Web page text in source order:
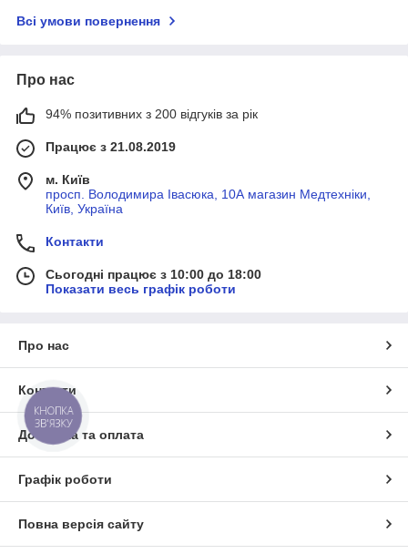
Всі умови повернення
Про нас
94% позитивних з 200 відгуків за рік
Працює з 21.08.2019
м. Київ
просп. Володимира Івасюка, 10А магазин Медтехніки,
Київ, Україна
Контакти
Сьогодні працює з 10:00 до 18:00
Показати весь графік роботи
Про нас
Контакти
Доставка та оплата
Графік роботи
Повна версія сайту
КНОПКА
ЗВ'ЯЗКУ